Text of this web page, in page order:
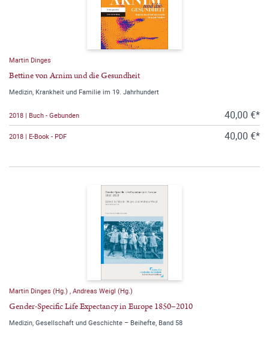
Martin Dinges
Bettine von Arnim und die Gesundheit
Medizin, Krankheit und Familie im 19. Jahrhundert
2018 | Buch - Gebunden 40,00 €*
2018 | E-Book - PDF 40,00 €*
Martin Dinges (Hg.) , Andreas Weigl (Hg.)
Gender-Specific Life Expectancy in Europe 1850–2010
Medizin, Gesellschaft und Geschichte – Beihefte, Band 58